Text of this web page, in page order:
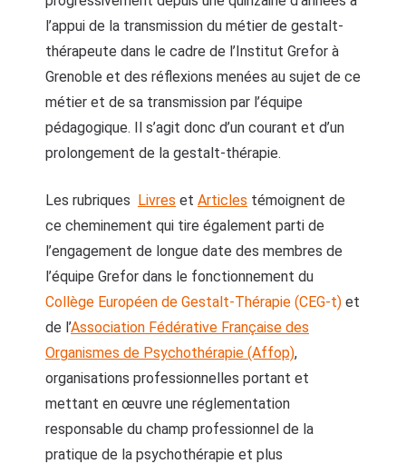
l’appui de la transmission du métier de gestalt-
thérapeute dans le cadre de l’Institut Grefor à
Grenoble et des réflexions menées au sujet de ce
métier et de sa transmission par l’équipe
pédagogique. Il s’agit donc d’un courant et d’un
prolongement de la gestalt-thérapie.
Les rubriques Livres et Articles témoignent de
ce cheminement qui tire également parti de
l’engagement de longue date des membres de
l’équipe Grefor dans le fonctionnement du
Collège Européen de Gestalt-Thérapie (CEG-t) et
de l’Association Fédérative Française des
Organismes de Psychothérapie (Affop),
organisations professionnelles portant et
mettant en œuvre une réglementation
responsable du champ professionnel de la
pratique de la psychothérapie et plus